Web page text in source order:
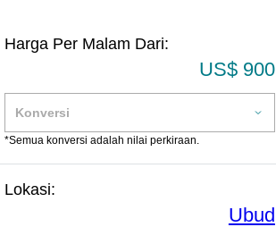
Harga Per Malam Dari:
US$ 900
*Semua konversi adalah nilai perkiraan.
Lokasi:
Ubud